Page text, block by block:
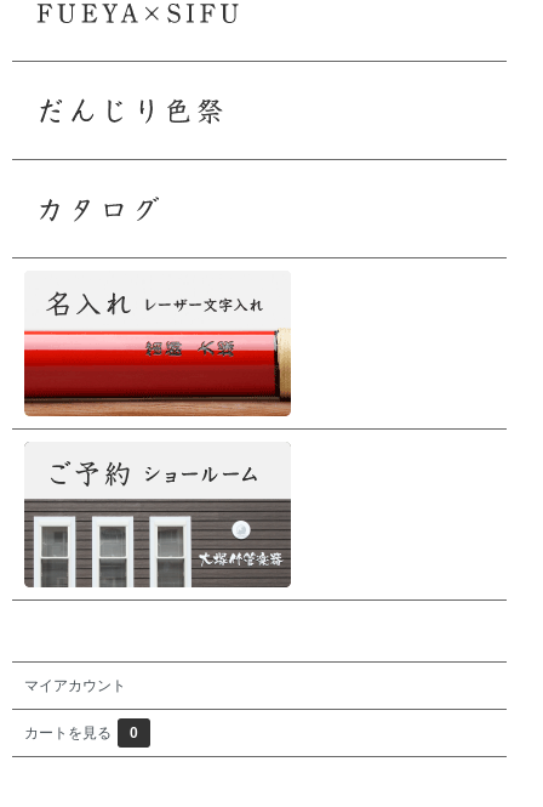
マイアカウント
カートを見る 0